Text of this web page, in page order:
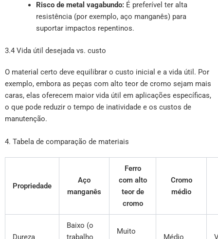
Risco de metal vagabundo:É preferível ter alta
resistência (por exemplo, aço manganês) para
suportar impactos repentinos.
3.4 Vida útil desejada vs. custo
O material certo deve equilibrar o custo inicial e a vida útil. Por
exemplo, embora as peças com alto teor de cromo sejam mais
caras, elas oferecem maior vida útil em aplicações específicas,
o que pode reduzir o tempo de inatividade e os custos de
manutenção.
4. Tabela de comparação de materiais
Propriedade
Aço
manganês
Ferro
com alto
teor de
cromo
Cromo
médio
Dureza
Baixo (o
trabalho
Muito
Médio